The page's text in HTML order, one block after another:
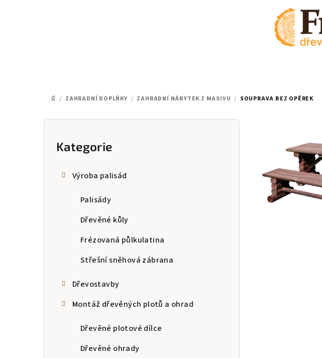
DOMŮ
/ ZAHRADNÍ DOPLŇKY / ZAHRADNÍ NÁBYTEK Z MASIVU / SOUPRAVA BEZ OPĚREK
P
Přeskočit
kategorie
Kategorie
Výroba palisád
Palisády
Dřevěné kůly
Frézovaná půlkulatina
Střešní sněhová zábrana
Dřevostavby
Montáž dřevěných plotů a ohrad
Dřevěné plotové dílce
Dřevěné ohrady